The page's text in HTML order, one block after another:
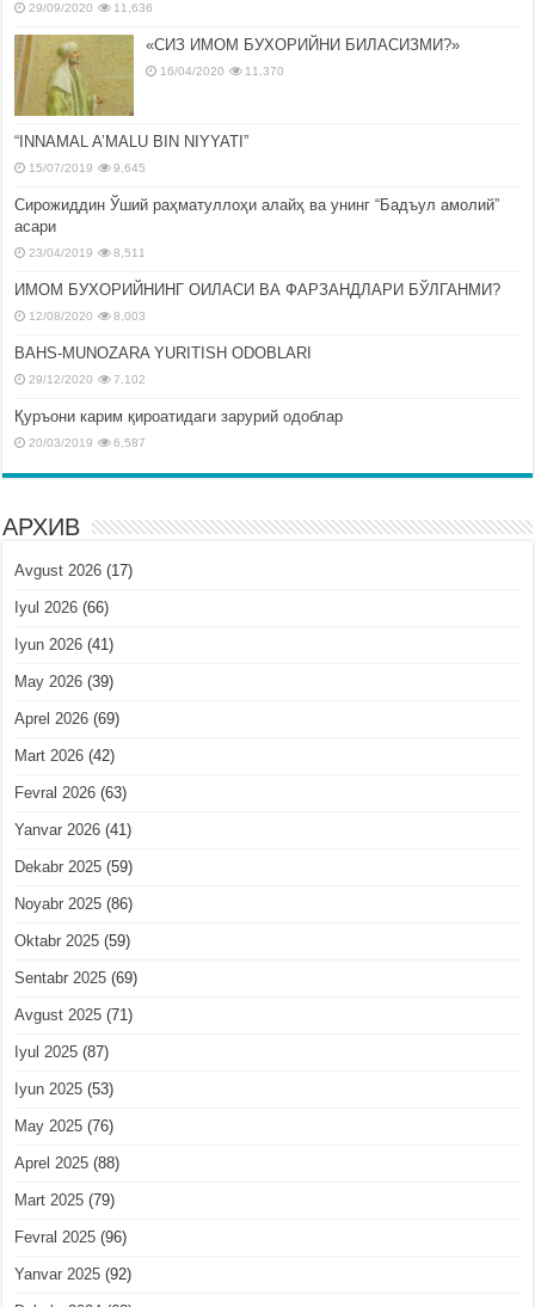
29/09/2020 11,636
«СИЗ ИМОМ БУХОРИЙНИ БИЛАСИЗМИ?»
16/04/2020 11,370
“INNAMAL A’MALU BIN NIYYATI”
15/07/2019 9,645
Сирожиддин Ўший раҳматуллоҳи алайҳ ва унинг “Бадъул амолий”
асари
23/04/2019 8,511
ИМОМ БУХОРИЙНИНГ ОИЛАСИ ВА ФАРЗАНДЛАРИ БЎЛГАНМИ?
12/08/2020 8,003
BAHS-MUNOZARA YURITISH ODOBLARI
29/12/2020 7,102
Қуръони карим қироатидаги зарурий одоблар
20/03/2019 6,587
АРХИВ
Avgust 2026 (17)
Iyul 2026 (66)
Iyun 2026 (41)
May 2026 (39)
Aprel 2026 (69)
Mart 2026 (42)
Fevral 2026 (63)
Yanvar 2026 (41)
Dekabr 2025 (59)
Noyabr 2025 (86)
Oktabr 2025 (59)
Sentabr 2025 (69)
Avgust 2025 (71)
Iyul 2025 (87)
Iyun 2025 (53)
May 2025 (76)
Aprel 2025 (88)
Mart 2025 (79)
Fevral 2025 (96)
Yanvar 2025 (92)